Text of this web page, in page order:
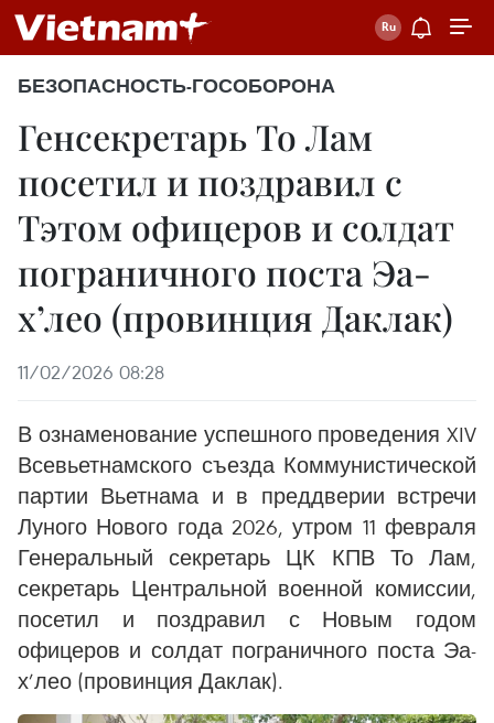
БЕЗОПАСНОСТЬ-ГОСОБОРОНА
Генсекретарь То Лам
посетил и поздравил с
Тэтом офицеров и солдат
пограничного поста Эа-
х’лео (провинция Даклак)
11/02/2026 08:28
В ознаменование успешного проведения XIV
Всевьетнамского съезда Коммунистической
партии Вьетнама и в преддверии встречи
Луного Нового года 2026, утром 11 февраля
Генеральный секретарь ЦК КПВ То Лам,
секретарь Центральной военной комиссии,
посетил и поздравил с Новым годом
офицеров и солдат пограничного поста Эа-
х’лео (провинция Даклак).